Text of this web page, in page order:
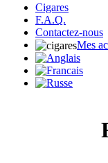
Cigares
F.A.Q.
Contactez-nous
Mes